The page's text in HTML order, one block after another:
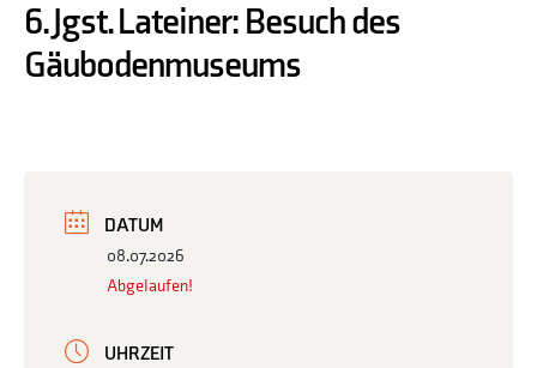
6. Jgst. Lateiner: Besuch des
Gäubodenmuseums
DATUM
08.07.2026
Abgelaufen!
UHRZEIT